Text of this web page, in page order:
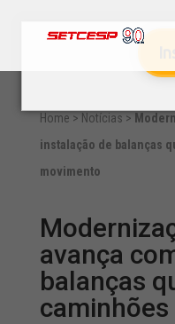
Home > Notícias >
instalação de balanças
movimento
avança
balanças